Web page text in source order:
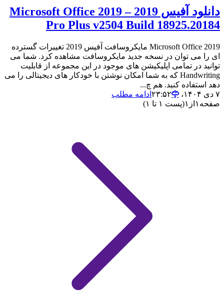
دانلود آفیس 2019 – Microsoft Office 2019
Pro Plus v2504 Build 18925.20184
Microsoft Office 2019 مایکروسافت آفیس 2019 تغییرات گسترده
ای را می توان در نسخه جدید مایکروسافت مشاهده کرد. شما می
توانید در تمامی اپلیکیشن های موجود در این مجموعه از قابلیت
Handwriting که به شما امکان نوشتن با خودکار های دیجیتالی را می
دهد استفاده کنید. هم چ...
۷ دی ۱۴۰۴،‏ ۲۳:۵۲
ادامه مطلب
صفحه ۱ از ۱(پست ۱ تا ۱)